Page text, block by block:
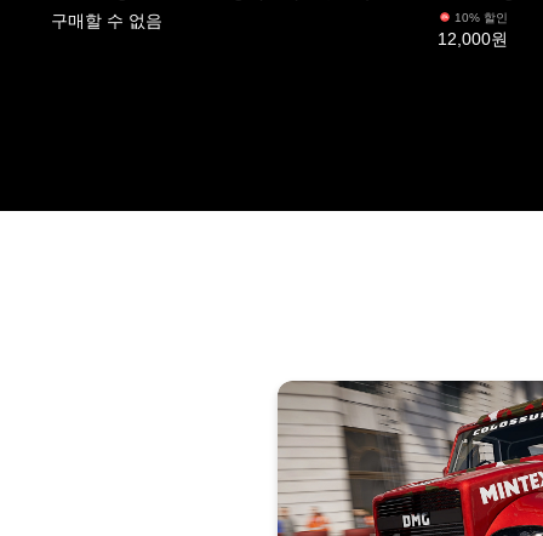
구매할 수 없음 10% 할인
12,000원